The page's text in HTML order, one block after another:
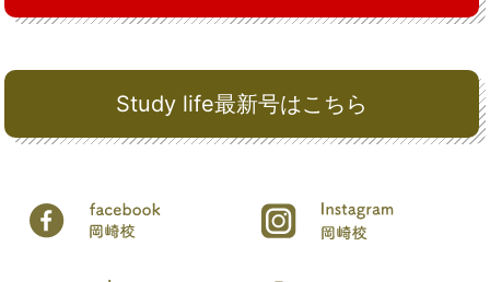
Study life最新号はこちら